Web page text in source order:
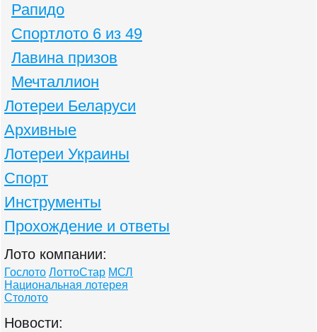
Рапидо
Спортлото 6 из 49
Лавина призов
Мечталлион
Лотереи Беларуси
Архивные
Лотереи Украины
Спорт
Инструменты
Прохождение и ответы
Лото компании:
Гослото ЛоттоСтар МСЛ
Национальная лотерея
Столото
Новости: